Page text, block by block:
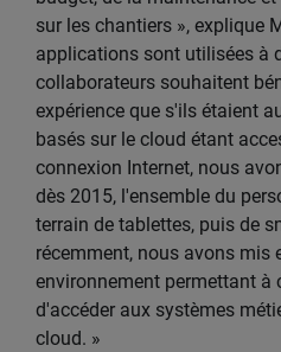
sur les chantiers », explique
applications sont utilisées à
collaborateurs souhaitent
expérience que s'ils étaient
basés sur le cloud étant
connexion Internet, nous
dès 2015, l'ensemble du
terrain de tablettes, puis de
récemment, nous avons mis
environnement permettant à
d'accéder aux systèmes
cloud. »